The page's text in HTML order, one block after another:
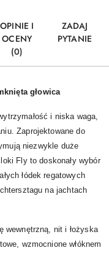
OPINIE I
OCENY
(0)
ZADAJ
PYTANIE
głowica
i niska waga,
Zaprojektowane do
niezwykle duże
Fly to doskonały wybór
łódek regatowych
na jachtach
wewnętrzną, nit i łożyska
wzmocnione włóknem